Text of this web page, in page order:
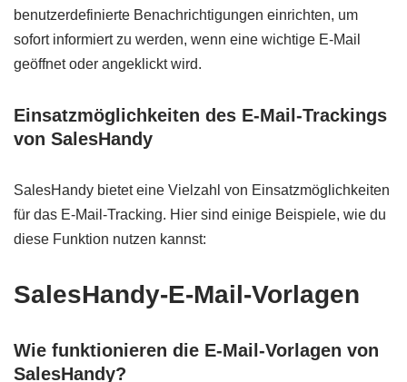
benutzerdefinierte Benachrichtigungen einrichten, um
sofort informiert zu werden, wenn eine wichtige E-Mail
geöffnet oder angeklickt wird.
Einsatzmöglichkeiten des E-Mail-Trackings
von SalesHandy
SalesHandy bietet eine Vielzahl von Einsatzmöglichkeiten
für das E-Mail-Tracking. Hier sind einige Beispiele, wie du
diese Funktion nutzen kannst:
SalesHandy-E-Mail-Vorlagen
Wie funktionieren die E-Mail-Vorlagen von
SalesHandy?